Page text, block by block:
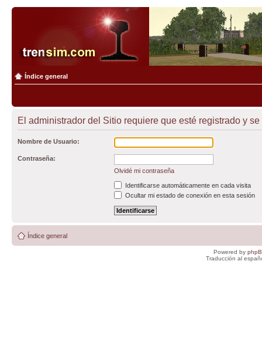
Índice general
El administrador del Sitio requiere que esté registrado y
Nombre de Usuario:
Contraseña:
Olvidé mi contraseña
Identificarse automáticamente en cada visita
Ocultar mi estado de conexión en esta sesión
Índice general
Powered by
Traducción al